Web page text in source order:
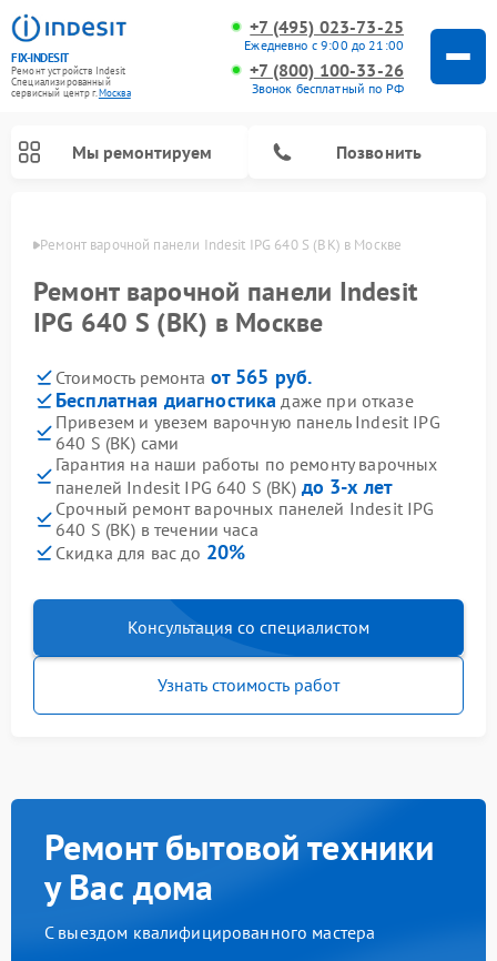
FIX-INDESIT
Ремонт устройств Indesit
Специализированный
cервисный центр г.Москва
+7 (495) 023-73-25
Ежедневно с 9:00 до 21:00
+7 (800) 100-33-26
Звонок бесплатный по РФ
Мы ремонтируем Позвонить
Ремонт варочной панели Indesit IPG 640 S (BK) в Москве
Ремонт варочной панели Indesit
IPG 640 S (BK) в Москве
Стоимость ремонта от 565 руб.
Бесплатная диагностика даже при отказе
Привезем и увезем варочную панель Indesit IPG
640 S (BK) сами
Гарантия на наши работы по ремонту варочных
панелей Indesit IPG 640 S (BK) до 3-х лет
Срочный ремонт варочных панелей Indesit IPG
640 S (BK) в течении часа
Скидка для вас до 20%
Консультация со специалистом
Узнать стоимость работ
Ремонт бытовой техники
у Вас дома
С выездом квалифицированного мастера